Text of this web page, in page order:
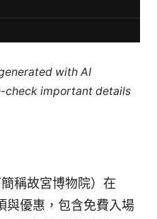
with AI
check important details
稱故宮博物院）在
與優惠，包含免費入場